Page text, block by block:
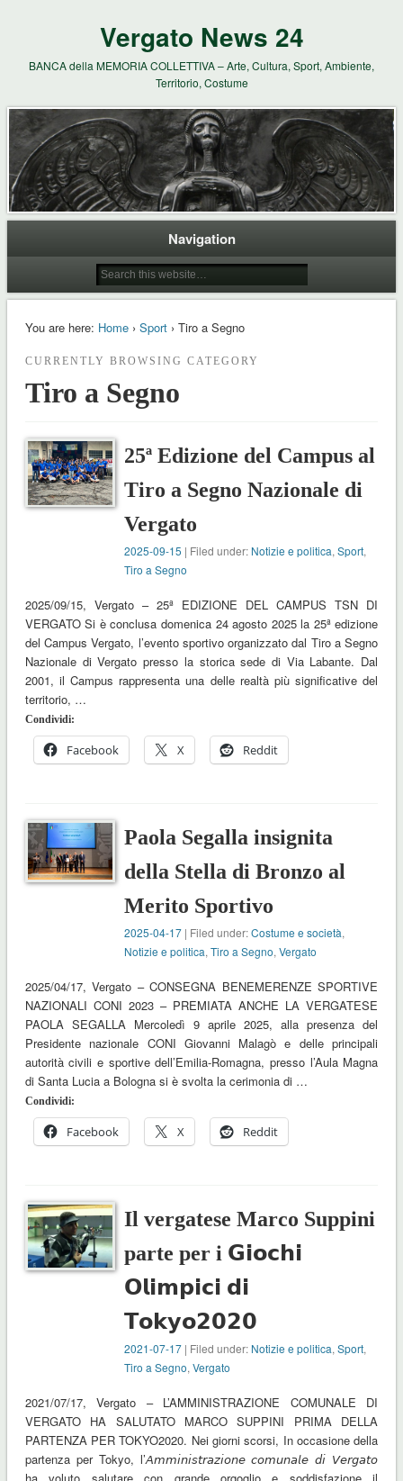
Vergato News 24
BANCA della MEMORIA COLLETTIVA – Arte, Cultura, Sport, Ambiente,
Territorio, Costume
Navigation
You are here: Home› Sport› Tiro a Segno
CURRENTLY BROWSING CATEGORY
Tiro a Segno
25ª Edizione del Campus al
Tiro a Segno Nazionale di
Vergato
2025-09-15 | Filed under: Notizie e politica,Sport,
Tiro a Segno
2025/09/15, Vergato – 25ª EDIZIONE DEL CAMPUS TSN DI
VERGATO Si è conclusa domenica 24 agosto 2025 la 25ª edizione
del Campus Vergato, l’evento sportivo organizzato dal Tiro a Segno
Nazionale di Vergato presso la storica sede di Via Labante. Dal
2001, il Campus rappresenta una delle realtà più significative del
territorio, …
Condividi:
Facebook X Reddit
Paola Segalla insignita
della Stella di Bronzo al
Merito Sportivo
2025-04-17 | Filed under:Costume e società,
Notizie e politica,Tiro a Segno,Vergato
2025/04/17, Vergato – CONSEGNA BENEMERENZE SPORTIVE
NAZIONALI CONI 2023 – PREMIATA ANCHE LA VERGATESE
PAOLA SEGALLA Mercoledì 9 aprile 2025, alla presenza del
Presidente nazionale CONI Giovanni Malagò e delle principali
autorità civili e sportive dell’Emilia-Romagna, presso l’Aula Magna
di Santa Lucia a Bologna si è svolta la cerimonia di …
Condividi:
Facebook X Reddit
Il vergatese Marco Suppini
parte per i 𝗚𝗶𝗼𝗰𝗵𝗶
𝗢𝗹𝗶𝗺𝗽𝗶𝗰𝗶 𝗱𝗶
𝗧𝗼𝗸𝘆𝗼𝟮𝟬𝟮𝟬
2021-07-17 | Filed under: Notizie e politica,Sport,
Tiro a Segno,Vergato
2021/07/17, Vergato – L’AMMINISTRAZIONE COMUNALE DI
VERGATO HA SALUTATO MARCO SUPPINI PRIMA DELLA
PARTENZA PER TOKYO2020. Nei giorni scorsi, In occasione della
partenza per Tokyo, l’𝘈𝘮𝘮𝘪𝘯𝘪𝘴𝘵𝘳𝘢𝘻𝘪𝘰𝘯𝘦 𝘤𝘰𝘮𝘶𝘯𝘢𝘭𝘦 𝘥𝘪 𝘝𝘦𝘳𝘨𝘢𝘵𝘰